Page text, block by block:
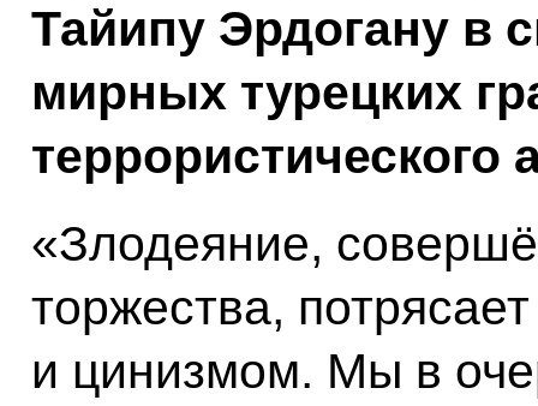
Тайипу Эрдогану в
мирных турецких
террористического
«Злодеяние,
торжества,
и цинизмом. Мы в